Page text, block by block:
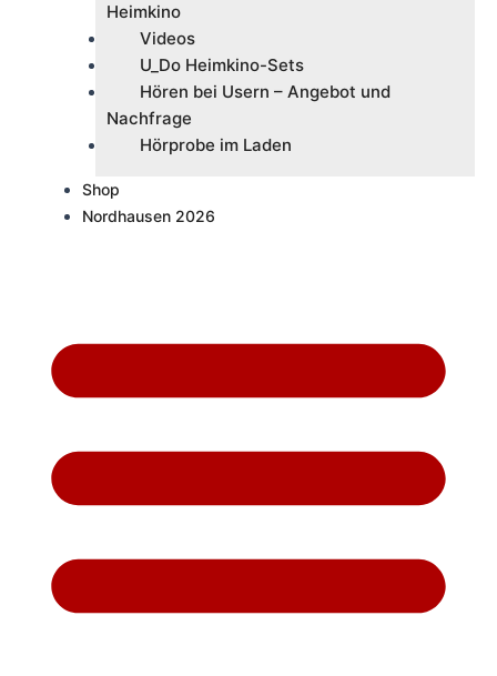
Heimkino
Videos
U_Do Heimkino-Sets
Hören bei Usern – Angebot und
Nachfrage
Hörprobe im Laden
Shop
Nordhausen 2026